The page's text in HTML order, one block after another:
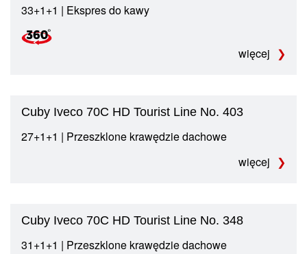
33+1+1 | Ekspres do kawy
więcej
Cuby Iveco 70C HD Tourist Line No. 403
27+1+1 | Przeszklone krawędzie dachowe
więcej
Cuby Iveco 70C HD Tourist Line No. 348
31+1+1 | Przeszklone krawędzie dachowe